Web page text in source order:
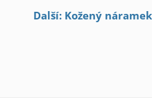
Další: Kožený